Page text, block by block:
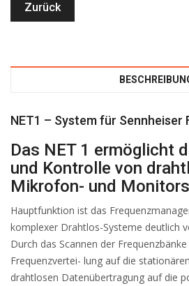
Zurück
NET1 – System für Sennheiser
Das NET 1 ermöglicht
und Kontrolle von
Mikrofon- und
Hauptfunktion ist das
komplexer Drahtlos-Systeme deutlich
Durch das Scannen der
Frequenzvertei- lung auf die
drahtlosen Datenübertragung auf die